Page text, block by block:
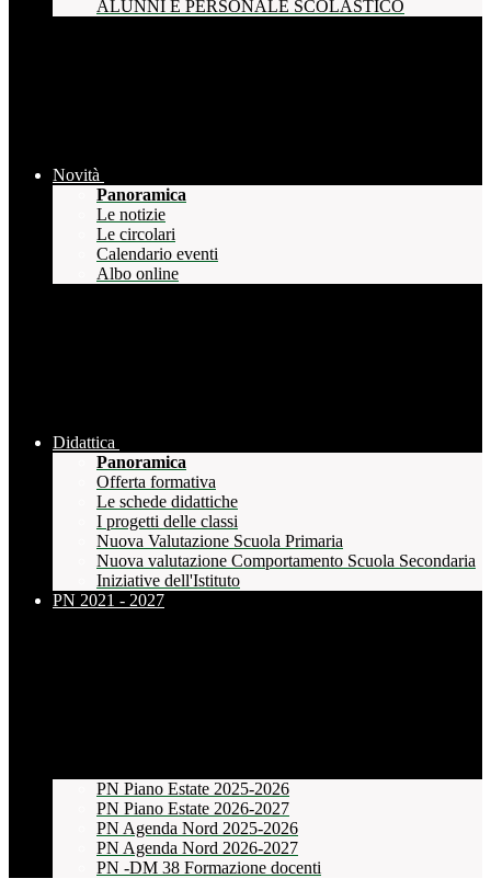
ALUNNI E PERSONALE SCOLASTICO
Novità
Panoramica
Le notizie
Le circolari
Calendario eventi
Albo online
Didattica
Panoramica
Offerta formativa
Le schede didattiche
I progetti delle classi
Nuova Valutazione Scuola Primaria
Nuova valutazione Comportamento Scuola Secondaria
Iniziative dell'Istituto
PN 2021 - 2027
PN Piano Estate 2025-2026
PN Piano Estate 2026-2027
PN Agenda Nord 2025-2026
PN Agenda Nord 2026-2027
PN -DM 38 Formazione docenti